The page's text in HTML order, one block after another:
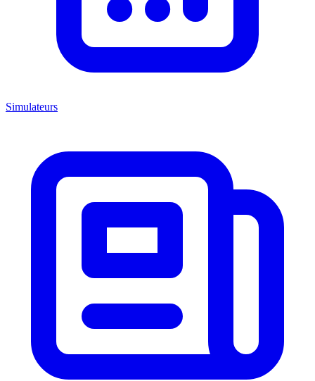
Simulateurs